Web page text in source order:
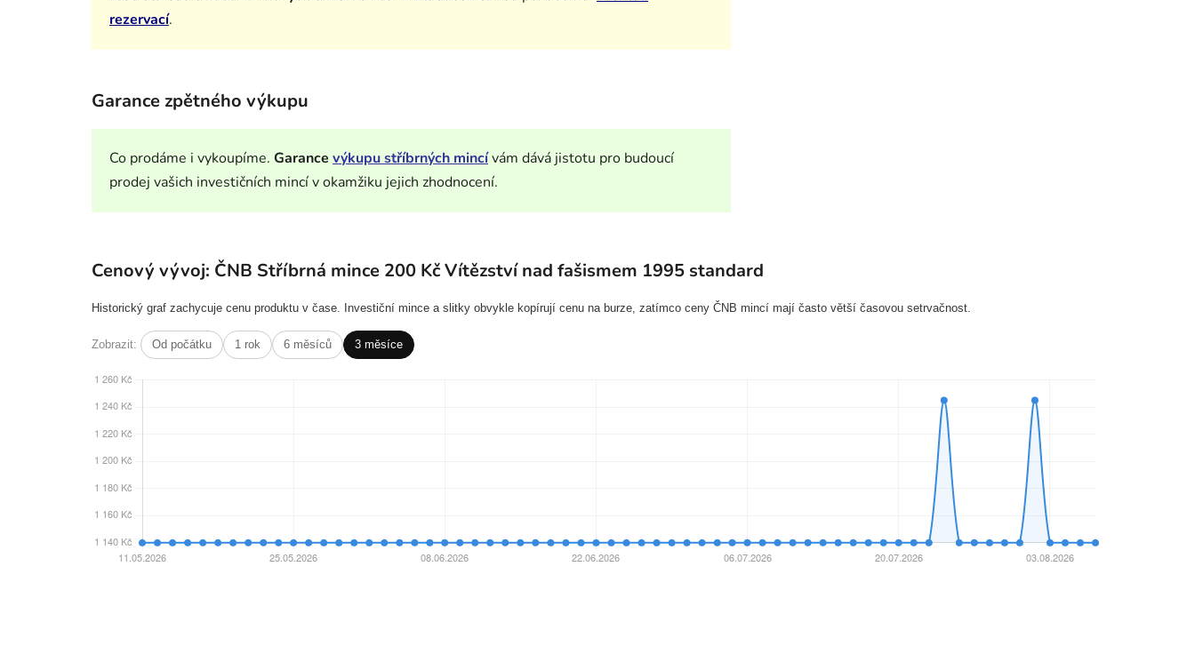
rezervací.
Garance zpětného výkupu
Co prodáme i vykoupíme. Garance výkupu stříbrných mincívám dává jistotu pro budoucí
prodej vašich investičních mincí v okamžiku jejich zhodnocení.
Cenový vývoj: ČNB Stříbrná mince 200 Kč Vítězství nad fašismem 1995 standard
Historický graf zachycuje cenu produktu v čase. Investiční mince a slitky obvykle kopírují cenu na burze, zatímco ceny ČNB mincí mají často větší časovou setrvačnost.
Zobrazit: Od počátku 1 rok 6 měsíců 3 měsíce